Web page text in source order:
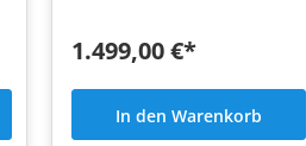
1.499,00 €*
In den Warenkorb